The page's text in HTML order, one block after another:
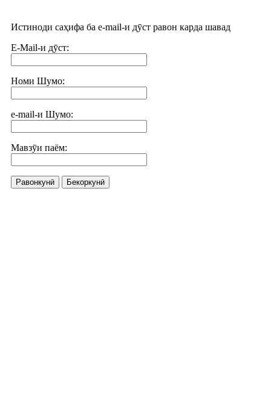
Истиноди саҳифа ба e-mail-и дӯст равон карда шавад
E-Mail-и дӯст:
Номи Шумо:
e-mail-и Шумо:
Мавзӯи паём:
Равонкунӣ Бекоркунӣ